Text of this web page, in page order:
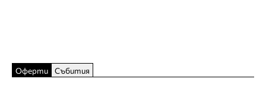
Оферти Събития